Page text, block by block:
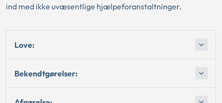
ind med ikke uvæsentlige hjælpeforanstaltninger.
Love:
Bekendtgørelser: